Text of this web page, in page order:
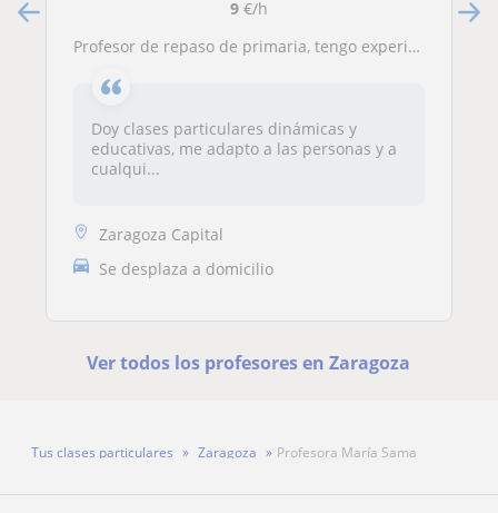
9€/h
Profesor de repaso de primaria, tengo experiencia de voluntariado en varias asociaciones, doy clase de cualquiera asignatura de primaria
Doy clases particulares dinámicas y
educativas, me adapto a las personas y a
cualqui...
Zaragoza Capital
Se desplaza a domicilio
Ver todos los profesores en Zaragoza
Tus clases particulares Zaragoza Profesora María Sama